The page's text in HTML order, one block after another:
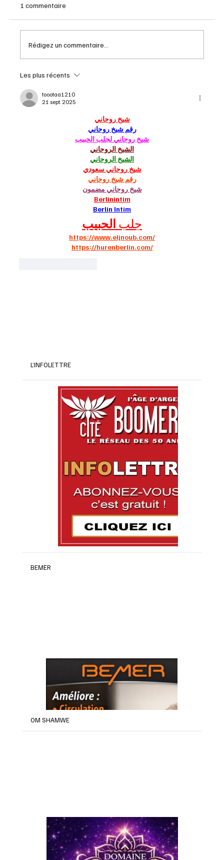
1 commentaire
Rédigez un commentaire...
Les plus récents
toootaa1210
21 sept. 2025
شيخ روحاني
رقم شيخ روحاني
شيخ روحاني لجلب الحبيب
الشيخ الروحاني
الشيخ الروحاني
شيخ روحاني سعودي
رقم شيخ روحاني
شيخ روحاني مضمون
Berlinintim
Berlin Intim
جلب الحبيب
https://www.eljnoub.com/
https://hurenberlin.com/
L’INFOLETTRE
BEMER
OM SHAMWE